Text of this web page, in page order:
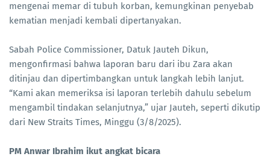
mengenai memar di tubuh korban, kemungkinan penyebab
kematian menjadi kembali dipertanyakan.
Sabah Police Commissioner, Datuk Jauteh Dikun,
mengonfirmasi bahwa laporan baru dari ibu Zara akan
ditinjau dan dipertimbangkan untuk langkah lebih lanjut.
“Kami akan memeriksa isi laporan terlebih dahulu sebelum
mengambil tindakan selanjutnya,” ujar Jauteh, seperti dikutip
dari New Straits Times, Minggu (3/8/2025).
PM Anwar Ibrahim ikut angkat bicara